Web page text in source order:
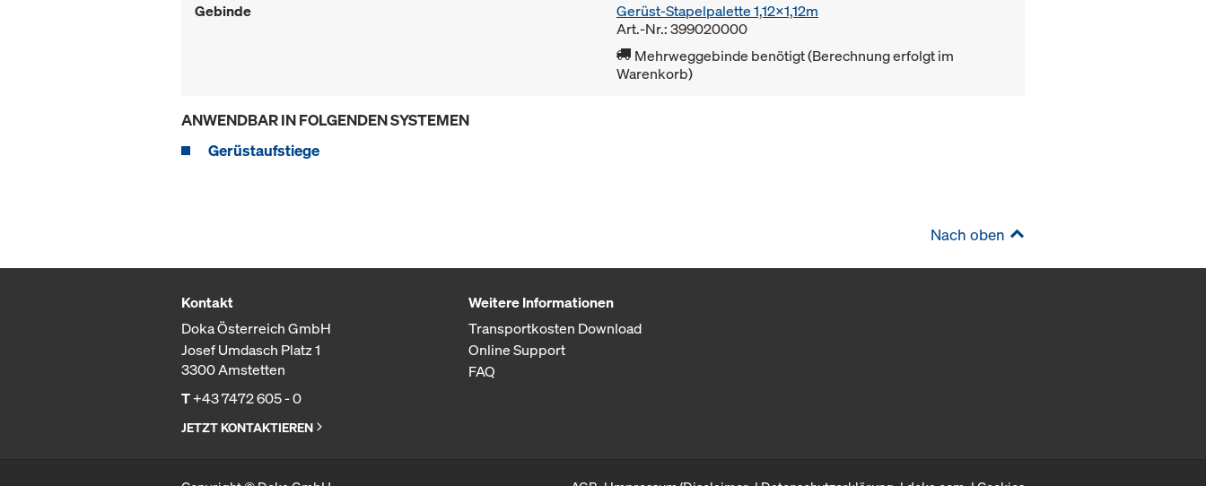
Gebinde
Gerüst-Stapelpalette 1,12x1,12m
Art.-Nr.: 399020000
Mehrweggebinde benötigt (Berechnung erfolgt im
Warenkorb)
ANWENDBAR IN FOLGENDEN SYSTEMEN
Gerüstaufstiege
Nach oben
Kontakt
Doka Österreich GmbH
Josef Umdasch Platz 1
3300 Amstetten
T+43 7472 605 - 0
JETZT KONTAKTIEREN
Weitere Informationen
Transportkosten Download
Online Support
FAQ